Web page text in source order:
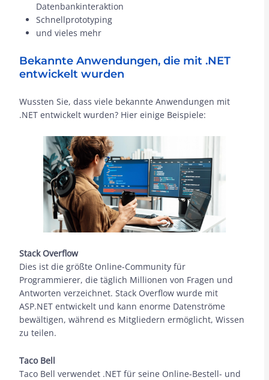
Datenbankinteraktion
Schnellprototyping
und vieles mehr
Bekannte Anwendungen, die mit .NET
entwickelt wurden
Wussten Sie, dass viele bekannte Anwendungen mit
.NET entwickelt wurden? Hier einige Beispiele:
Stack Overflow
Dies ist die größte Online-Community für
Programmierer, die täglich Millionen von Fragen und
Antworten verzeichnet. Stack Overflow wurde mit
ASP.NET entwickelt und kann enorme Datenströme
bewältigen, während es Mitgliedern ermöglicht, Wissen
zu teilen.
Taco Bell
Taco Bell verwendet .NET für seine Online-Bestell- und